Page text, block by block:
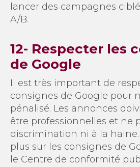
lancer des campagnes
A/B.
12- Respecter les
de Google
Il est très important de
consignes de Google pour
pénalisé. Les annonces
être professionnelles et ne
discrimination ni à la
plus sur les consignes de
le Centre de conformité